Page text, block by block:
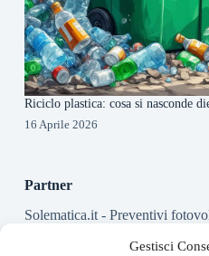
Gestisci
Riciclo plastica: cosa si nasconde
16 Aprile 2026
Partner
Solematica.it- Preventivi